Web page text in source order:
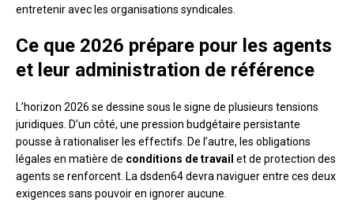
entretenir avec les organisations syndicales.
Ce que 2026 prépare pour les agents
et leur administration de référence
L’horizon 2026 se dessine sous le signe de plusieurs tensions
juridiques. D’un côté, une pression budgétaire persistante
pousse à rationaliser les effectifs. De l’autre, les obligations
légales en matière de conditions de travail et de protection des
agents se renforcent. La dsden64 devra naviguer entre ces deux
exigences sans pouvoir en ignorer aucune.